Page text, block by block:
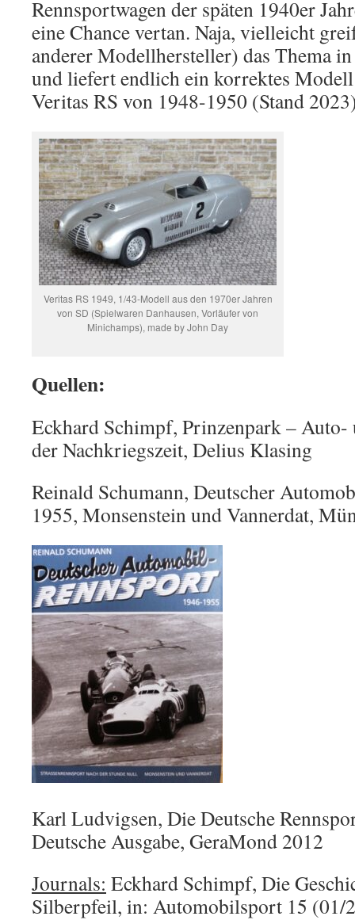
Rennsportwagen der späten 1940er
eine Chance vertan. Naja, vielleicht
anderer Modellhersteller) das Thema
und liefert endlich ein korrektes
Veritas RS von 1948-1950 (Stand
Veritas RS 1949, 1/43-Modell aus den 1970er Jahren
von SD (Spielwaren Danhausen, Vorläufer von
Minichamps), made by John Day
Quellen:
Eckhard Schimpf, Prinzenpark –
der Nachkriegszeit, Delius Klasing
Reinald Schumann, Deutscher
1955, Monsenstein und Vannerdat,
Karl Ludvigsen, Die Deutsche
Deutsche Ausgabe, GeraMond 2012
Journals: Eckhard Schimpf, Die
Silberpfeil, in: Automobilsport 15 (01/